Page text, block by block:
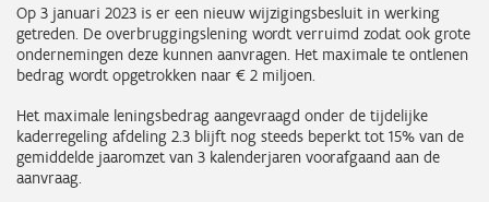
Op 3 januari 2023 is er een nieuw wijzigingsbesluit in werking
getreden. De overbruggingslening wordt verruimd zodat ook grote
ondernemingen deze kunnen aanvragen. Het maximale te ontlenen
bedrag wordt opgetrokken naar € 2 miljoen.
Het maximale leningsbedrag aangevraagd onder de tijdelijke
kaderregeling afdeling 2.3 blijft nog steeds beperkt tot 15% van de
gemiddelde jaaromzet van 3 kalenderjaren voorafgaand aan de
aanvraag.